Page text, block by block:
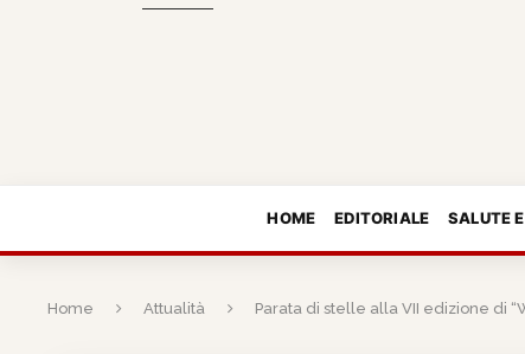
HOME EDITORIALE SALUTE
Home Attualità Parata di stelle alla VII edizione di